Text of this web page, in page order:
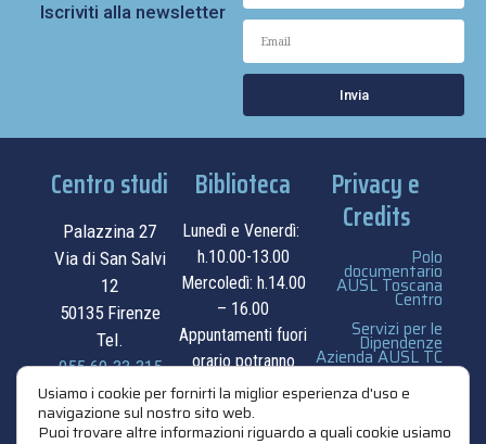
Iscriviti alla newsletter
Invia
Centro studi
Palazzina 27
Via di San Salvi
12
50135 Firenze
Tel.
055.69.33.315
contatti
Biblioteca
Lunedì e Venerdì:
h.10.00-13.00
Mercoledì: h.14.00
– 16.00
Appuntamenti fuori
orario potranno
essere
concordati su
appuntamento.
Privacy e
Credits
Polo
documentario
AUSL Toscana
Centro
Servizi per le
Dipendenze
Azienda AUSL TC
privacy e cookie
Usiamo i cookie per fornirti la miglior esperienza d'uso e
navigazione sul nostro sito web.
Puoi trovare altre informazioni riguardo a quali cookie usiamo